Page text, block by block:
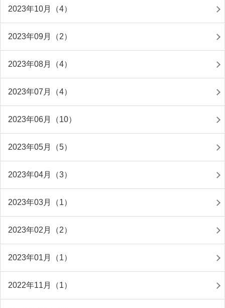
2023年10月（4）
2023年09月（2）
2023年08月（4）
2023年07月（4）
2023年06月（10）
2023年05月（5）
2023年04月（3）
2023年03月（1）
2023年02月（2）
2023年01月（1）
2022年11月（1）